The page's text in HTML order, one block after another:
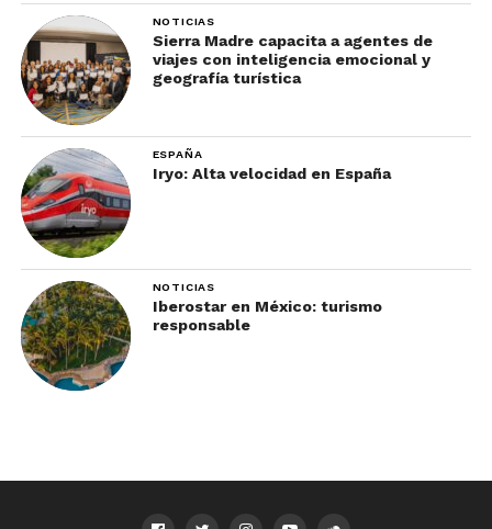
NOTICIAS
Sierra Madre capacita a agentes de
viajes con inteligencia emocional y
geografía turística
ESPAÑA
Iryo: Alta velocidad en España
NOTICIAS
Iberostar en México: turismo
responsable